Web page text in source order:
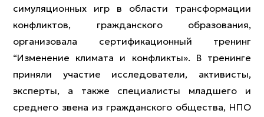
симуляционных игр в области трансформации
конфликтов, гражданского образования,
организовала сертификационный тренинг
“Изменение климата и конфликты». В тренинге
приняли участие исследователи, активисты,
эксперты, а также специалисты младшего и
среднего звена из гражданского общества, НПО